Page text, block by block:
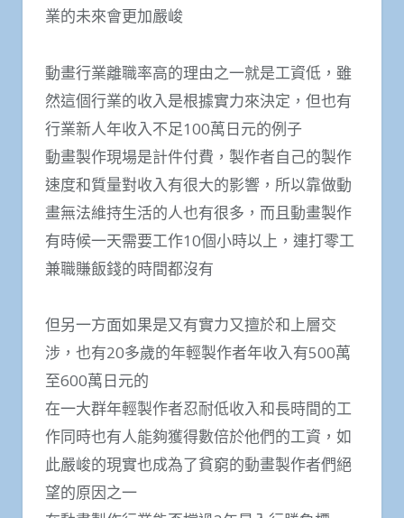
業的未來會更加嚴峻
動畫行業離職率高的理由之一就是工資低，雖
然這個行業的收入是根據實力來決定，但也有
行業新人年收入不足100萬日元的例子
動畫製作現場是計件付費，製作者自己的製作
速度和質量對收入有很大的影響，所以靠做動
畫無法維持生活的人也有很多，而且動畫製作
有時候一天需要工作10個小時以上，連打零工
兼職賺飯錢的時間都沒有
但另一方面如果是又有實力又擅於和上層交
涉，也有20多歲的年輕製作者年收入有500萬
至600萬日元的
在一大群年輕製作者忍耐低收入和長時間的工
作同時也有人能夠獲得數倍於他們的工資，如
此嚴峻的現實也成為了貧窮的動畫製作者們絕
望的原因之一